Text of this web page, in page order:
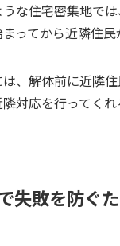
な住宅密集地で
ってから近隣住
、解体前に近隣
対応を行ってく
失敗を防ぐ